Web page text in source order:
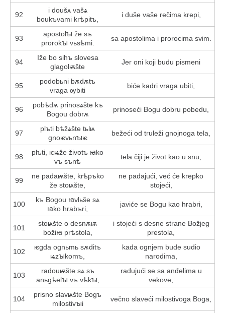
92
i doušѧ vašѧ
boukъvami krѣpitъ,
i duše vaše rečima krepi,
93
apostolꙑ že sъ
prorokꙑ vьsѣmi.
sa apostolima i prorocima svim.
94
Iže bo sihъ slovesa
glagolѭšte
Jer oni koji budu pismeni
95
podobьni bѫdѫtъ
vraga ѹbiti
biće kadri vraga ubiti,
96
pobѣdѫ prinosѧšte kъ
Bogou dobrѫ
prinoseći Bogu dobru pobedu,
97
plъti bѣžѧšte tьlѩ
gnoѥvьnꙑѥ
bežeći od truleži gnojnoga tela,
98
plъti, ѥѩže životъ ꙗko
vъ sъnѣ
tela čiji je život kao u snu;
99
ne padaѭšte, krѣpъko
že stoѩšte,
ne padajući, već će krepko
stojeći,
100
kъ Bogou ꙗvlьše sѧ
ꙗko hrabъri,
javiće se Bogu kao hrabri,
101
stoѩšte o desnѫѭ
božіꙗ prѣstola,
i stojeći s desne strane Božjeg
prestola,
102
ѥgda ognьmь sѫditъ
ѩzꙑkomъ,
kada ognjem bude sudio
narodima,
103
radouѭšte sѧ sъ
anьgѣelꙑ vъ vѣkꙑ,
radujući se sa anđelima u
vekove,
104
prisno slavѩšte Bogъ
milostivꙑi
večno slaveći milostivoga Boga,